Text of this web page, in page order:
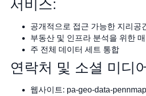
서비스:
공개적으로 접근 가능한 지리공
부동산 및 인프라 분석을 위한
주 전체 데이터 세트 통합
연락처 및 소셜 미디
웹사이트: pa-geo-data-